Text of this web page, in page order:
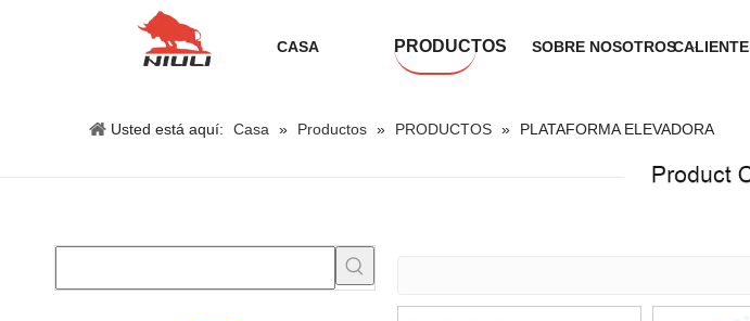
CASA PRODUCTOS SOBRE NOSOTROSCALIENTE
Usted está aquí: Casa » Productos » PRODUCTOS » PLATAFORMA ELEVADORA